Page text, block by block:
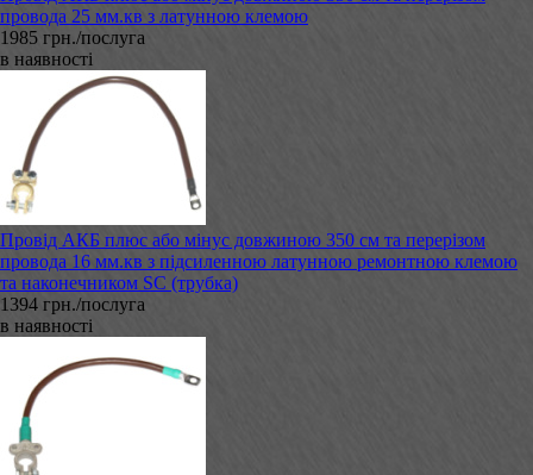
провода 25 мм.кв з латунною клемою
1985 грн./послуга
в наявності
Провід АКБ плюс або мінус довжиною 350 см та перерізом
провода 16 мм.кв з підсиленною латунною ремонтною клемою
та наконечником SC (трубка)
1394 грн./послуга
в наявності